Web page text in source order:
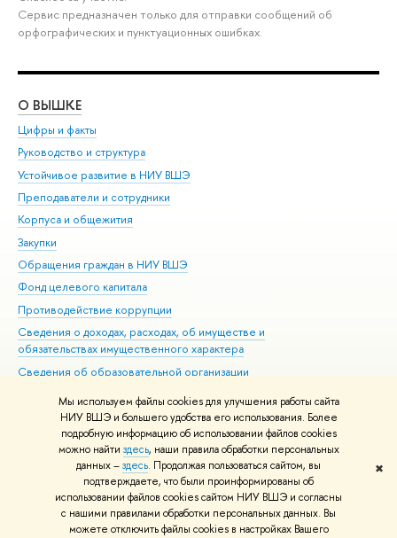
Мы используем файлы cookies для улучшения работы сайта
НИУ ВШЭ и большего удобства его использования. Более
подробную информацию об использовании файлов cookies
можно найти здесь, наши правила обработки персональных
данных –здесь. Продолжая пользоваться сайтом, вы
подтверждаете, что были проинформированы об
использовании файлов cookies сайтом НИУ ВШЭ и согласны
с нашими правилами обработки персональных данных. Вы
можете отключить файлы cookies в настройках Вашего
✖
Сервис предназначен только для отправки сообщений об
орфографических и пунктуационных ошибках.
О ВЫШКЕ
Цифры и факты
Руководство и структура
Устойчивое развитие в НИУ ВШЭ
Преподаватели и сотрудники
Корпуса и общежития
Закупки
Обращения граждан в НИУ ВШЭ
Фонд целевого капитала
Противодействие коррупции
Сведения о доходах, расходах, об имуществе и
обязательствах имущественного характера
Сведения об образовательной организации
Людям с ограниченными возможностями здоровья
Единая платежная страница
Работа в Вышке
© НИУ ВШЭ 1993–2026 Адреса и контакты Условия использования
материалов Политика конфиденциальности Карта сайта
Шрифты HSE Sans и HSE Slab разработаны вШколе дизайна НИУ ВШЭ